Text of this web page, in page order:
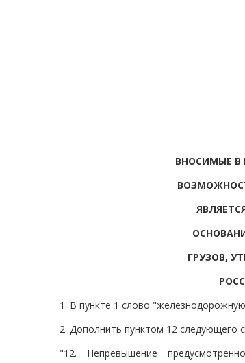
ВНОСИМЫЕ В
ГРУЗОВ,
1. В пункте 1 слово
2. Дополнить пунктом 12 следующего
"12. Непревышение